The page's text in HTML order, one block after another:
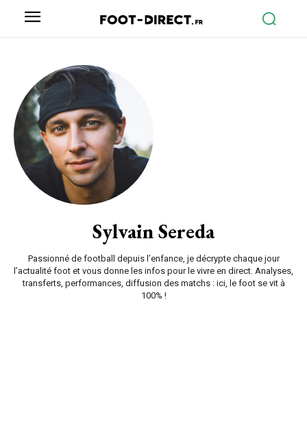
Sylvain Sereda
Passionné de football depuis l’enfance, je décrypte chaque jour
l’actualité foot et vous donne les infos pour le vivre en direct. Analyses,
transferts, performances, diffusion des matchs : ici, le foot se vit à
100% !